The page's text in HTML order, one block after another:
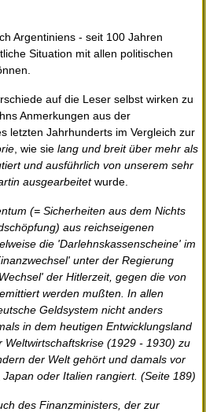
Argentiniens - seit 100 Jahren
Situation mit allen politischen
auf die Leser selbst wirken zu
Anmerkungen aus der
letzten Jahrhunderts im Vergleich zur
, wie sie lang und breit über mehr als
und ausführlich von unserem sehr
ausgearbeitetwurde.
(= Sicherheiten aus dem Nichts
aus reichseigenen
die 'Darlehnskassenscheine' im
unter der Regierung
der Hitlerzeit, gegen die von
werden mußten. In allen
Geldsystem nicht anders
in dem heutigen Entwicklungsland
Weltwirtschaftskrise (1929 - 1930) zu
der Welt gehört und damals vor
oder Italien rangiert. (Seite 189)
des Finanzministers, der zur